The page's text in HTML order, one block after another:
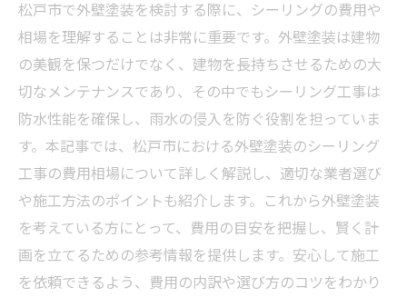
松戸市で外壁塗装を検討する際に、シーリングの費用や
相場を理解することは非常に重要です。外壁塗装は建物
の美観を保つだけでなく、建物を長持ちさせるための大
切なメンテナンスであり、その中でもシーリング工事は
防水性能を確保し、雨水の侵入を防ぐ役割を担っていま
す。本記事では、松戸市における外壁塗装のシーリング
工事の費用相場について詳しく解説し、適切な業者選び
や施工方法のポイントも紹介します。これから外壁塗装
を考えている方にとって、費用の目安を把握し、賢く計
画を立てるための参考情報を提供します。安心して施工
を依頼できるよう、費用の内訳や選び方のコツをわかり